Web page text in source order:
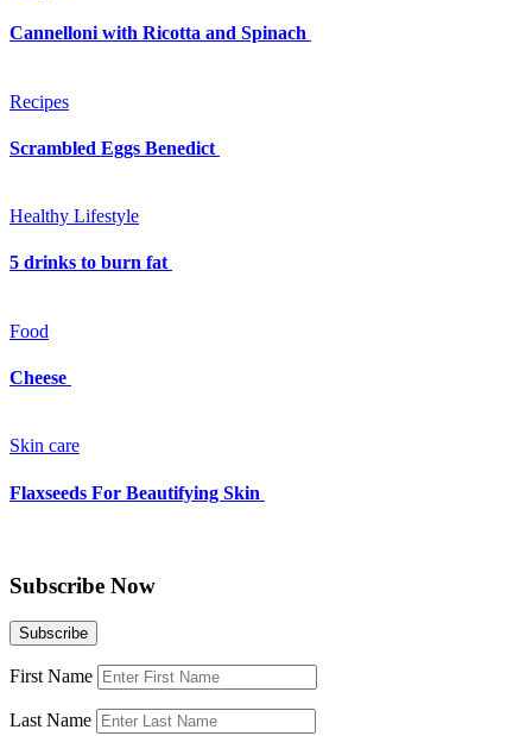
Cannelloni with Ricotta and Spinach
Recipes
Scrambled Eggs Benedict
Healthy Lifestyle
5 drinks to burn fat
Food
Cheese
Skin care
Flaxseeds For Beautifying Skin
Subscribe Now
First Name
Last Name